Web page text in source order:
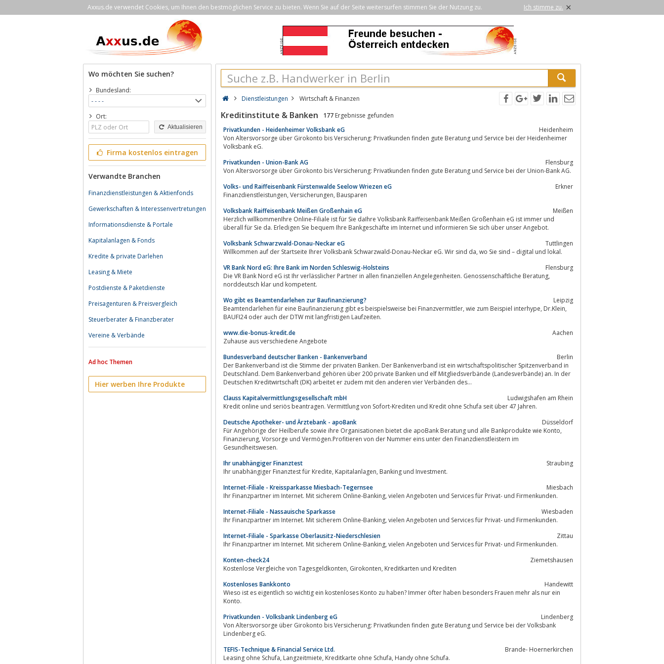
Axxus.de verwendet Cookies, um Ihnen den bestmöglichen Service zu bieten. Wenn Sie auf der Seite weitersurfen stimmen Sie der Nutzung zu. Ich stimme zu. ×
Wo möchten Sie suchen?
Bundesland:
Ort:
Aktualisieren
Firma kostenlos eintragen
Verwandte Branchen
Finanzdienstleistungen & Aktienfonds
Gewerkschaften & Interessenvertretungen
Informationsdienste & Portale
Kapitalanlagen & Fonds
Kredite & private Darlehen
Leasing & Miete
Postdienste & Paketdienste
Preisagenturen & Preisvergleich
Steuerberater & Finanzberater
Vereine & Verbände
Ad hoc Themen
Hier werben Ihre Produkte
Dienstleistungen Wirtschaft & Finanzen
Kreditinstitute & Banken 177 Ergebnisse gefunden
Privatkunden - Heidenheimer Volksbank eG
Heidenheim
Von Altersvorsorge über Girokonto bis Versicherung: Privatkunden finden gute Beratung und Service bei der Heidenheimer
Volksbank eG.
Privatkunden - Union-Bank AG
Flensburg
Von Altersvorsorge über Girokonto bis Versicherung: Privatkunden finden gute Beratung und Service bei der Union-Bank AG.
Volks- und Raiffeisenbank Fürstenwalde Seelow Wriezen eG
Erkner
Finanzdienstleistungen, Versicherungen, Bausparen
Volksbank Raiffeisenbank Meißen Großenhain eG
Meißen
Herzlich willkommenIhre Online-Filiale ist für Sie daIhre Volksbank Raiffeisenbank Meißen Großenhain eG ist immer und
überall für Sie da. Erledigen Sie bequem Ihre Bankgeschäfte im Internet und informieren Sie sich über unser Angebot.
Volksbank Schwarzwald-Donau-Neckar eG
Tuttlingen
Willkommen auf der Startseite Ihrer Volksbank Schwarzwald-Donau-Neckar eG. Wir sind da, wo Sie sind – digital und lokal.
VR Bank Nord eG: Ihre Bank im Norden Schleswig-Holsteins
Flensburg
Die VR Bank Nord eG ist Ihr verlässlicher Partner in allen finanziellen Angelegenheiten. Genossenschaftliche Beratung,
norddeutsch klar und kompetent.
Wo gibt es Beamtendarlehen zur Baufinanzierung?
Leipzig
Beamtendarlehen für eine Baufinanzierung gibt es beispielsweise bei Finanzvermittler, wie zum Beispiel interhype, Dr.Klein,
BAUFI24 oder auch der DTW mit langfristigen Laufzeiten.
www.die-bonus-kredit.de
Aachen
Zuhause aus verschiedene Angebote
Bundesverband deutscher Banken - Bankenverband
Berlin
Der Bankenverband ist die Stimme der privaten Banken. Der Bankenverband ist ein wirtschaftspolitischer Spitzenverband in
Deutschland. Dem Bankenverband gehören über 200 private Banken und elf Mitgliedsverbände (Landesverbände) an. In der
Deutschen Kreditwirtschaft (DK) arbeitet er zudem mit den anderen vier Verbänden des...
Clauss Kapitalvermittlungsgesellschaft mbH
Ludwigshafen am Rhein
Kredit online und seriös beantragen. Vermittlung von Sofort-Krediten und Kredit ohne Schufa seit über 47 Jahren.
Deutsche Apotheker- und Ärztebank - apoBank
Düsseldorf
Für Angehörige der Heilberufe sowie ihre Organisationen bietet die apoBank Beratung und alle Bankprodukte wie Konto,
Finanzierung, Vorsorge und Vermögen.Profitieren von der Nummer eins unter den Finanzdienstleistern im
Gesundheitswesen.
Ihr unabhängiger Finanztest
Straubing
Ihr unabhängiger Finanztest für Kredite, Kapitalanlagen, Banking und Investment.
Internet-Filiale - Kreissparkasse Miesbach-Tegernsee
Miesbach
Ihr Finanzpartner im Internet. Mit sicherem Online-Banking, vielen Angeboten und Services für Privat- und Firmenkunden.
Internet-Filiale - Nassauische Sparkasse
Wiesbaden
Ihr Finanzpartner im Internet. Mit sicherem Online-Banking, vielen Angeboten und Services für Privat- und Firmenkunden.
Internet-Filiale - Sparkasse Oberlausitz-Niederschlesien
Zittau
Ihr Finanzpartner im Internet. Mit sicherem Online-Banking, vielen Angeboten und Services für Privat- und Firmenkunden.
Konten-check24
Ziemetshausen
Kostenlose Vergleiche von Tagesgeldkonten, Girokonten, Kreditkarten und Krediten
Kostenloses Bankkonto
Handewitt
Wieso ist es eigentlich so wichtig ein kostenloses Konto zu haben? Immer öfter haben besonders Frauen mehr als nur ein
Konto.
Privatkunden - Volksbank Lindenberg eG
Lindenberg
Von Altersvorsorge über Girokonto bis Versicherung: Privatkunden finden gute Beratung und Service bei der Volksbank
Lindenberg eG.
TEFIS-Technique & Financial Service Ltd.
Brande- Hoernerkirchen
Leasing ohne Schufa, Langzeitmiete, Kreditkarte ohne Schufa, Handy ohne Schufa.